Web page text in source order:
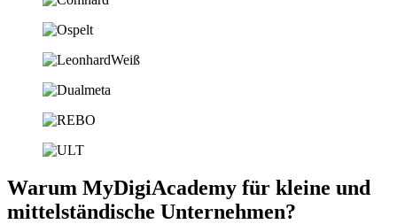
Warum MyDigiAcademy für kleine und
mittelständische Unternehmen?